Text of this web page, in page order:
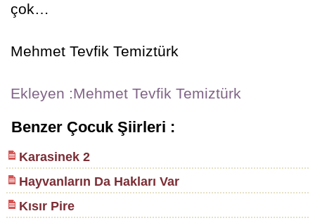
çok…
Mehmet Tevfik Temiztürk
Ekleyen :Mehmet Tevfik Temiztürk
Benzer Çocuk Şiirleri :
Karasinek 2
Hayvanların Da Hakları Var
Kısır Pire